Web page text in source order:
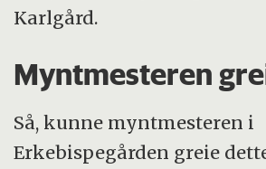
Karlgård.
Myntmesteren
Så, kunne myntmesteren i
Erkebispegården greie dette